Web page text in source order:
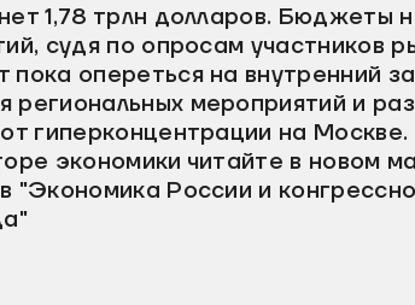
1,78 трлн долларов. Бюджеты
судя по опросам участников
опереться на внутренний
региональных мероприятий и
гиперконцентрации на
экономики читайте в новом
"Экономика России и